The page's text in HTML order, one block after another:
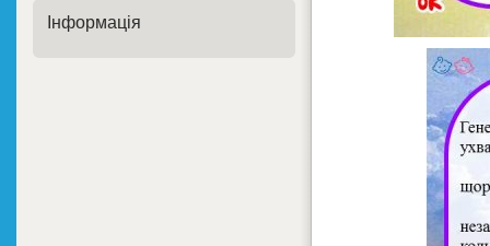
Інформація